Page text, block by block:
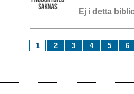
Ej i detta
1 2 3 4 5 6